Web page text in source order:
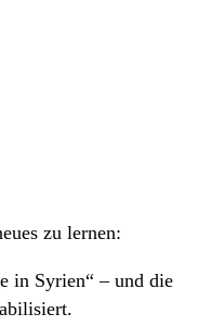
zu lernen:
in Syrien“ – und die